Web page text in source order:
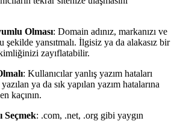
Olması: Domain adınız, markanızı ve
şekilde yansıtmalı. İlgisiz ya da alakasız bir
zayıflatabilir.
: Kullanıcılar yanlış yazım hataları
ya da sık yapılan yazım hatalarına
kaçının.
Seçmek: .com, .net, .org gibi yaygın